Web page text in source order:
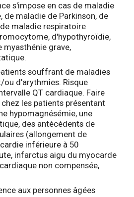
s'impose en cas de maladie
de maladie de Parkinson, de
maladie respiratoire
d'hypothyroïdie,
myasthénie grave,
souffrant de maladies
d'arythmies. Risque
QT cardiaque. Faire
les patients présentant
hypomagnésémie, une
des antécédents de
(allongement de
inférieure à 50
infarctus aigu du myocarde
non compensée,
aux personnes âgées